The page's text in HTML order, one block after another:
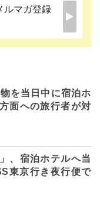
ルマガ登録
を当日中に宿泊ホ
面への旅行者が対
、宿泊ホテルへ当
東京行き夜行便で